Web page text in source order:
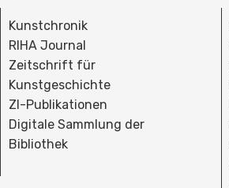
Kunstchronik
RIHA Journal
Zeitschrift für
Kunstgeschichte
ZI-Publikationen
Digitale Sammlung der
Bibliothek